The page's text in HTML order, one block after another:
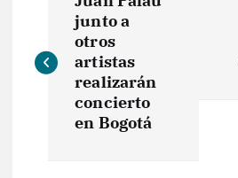
v
junto a
otros
artistas
realizarán
concierto
en Bogotá